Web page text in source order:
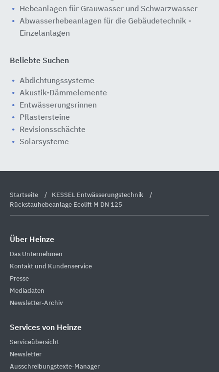
Hebeanlagen für Grauwasser und Schwarzwasser
Abwasserhebeanlagen für die Gebäudetechnik -
Einzelanlagen
Beliebte Suchen
Abdichtungssysteme
Akustik-Dämmelemente
Entwässerungsrinnen
Pflastersteine
Revisionsschächte
Solarsysteme
Startseite
KESSEL Entwässerungstechnik
Rückstauhebeanlage Ecolift M DN 125
Über Heinze
Das Unternehmen
Kontakt und Kundenservice
Presse
Mediadaten
Newsletter-Archiv
Services von Heinze
Serviceübersicht
Newsletter
Ausschreibungstexte-Manager